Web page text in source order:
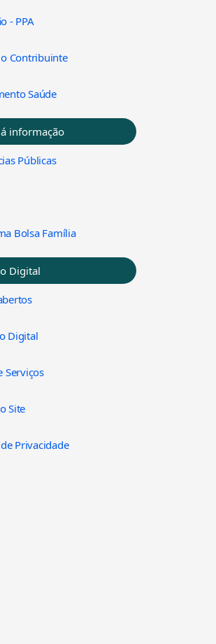
- PPA
Contribuinte
Saúde
informação
Públicas
Bolsa Família
Digital
Digital
Serviços
Site
Privacidade